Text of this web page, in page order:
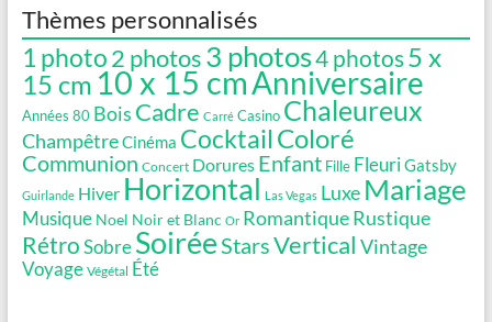
Thèmes personnalisés
1 photo2 photos3 photos4 photos5 x
15 cm 10 x 15 cmAnniversaire
Années 80 Bois Cadre Carré Casino Chaleureux
ChampêtreCinéma Cocktail Coloré
Communion Concert Dorures Enfant Fille FleuriGatsby
Guirlande Hiver Horizontal Las Vegas Luxe Mariage
Musique Noel Noir et Blanc Or RomantiqueRustique
RétroSobre SoiréeStarsVertical Vintage
Voyage Végétal Été